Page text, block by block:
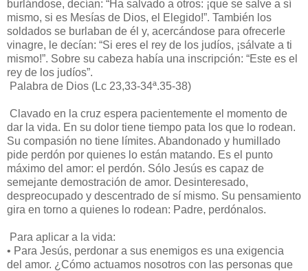
burlándose, decían: “Ha salvado a otros: ¡que se salve a sí
mismo, si es Mesías de Dios, el Elegido!”. También los
soldados se burlaban de él y, acercándose para ofrecerle
vinagre, le decían: “Si eres el rey de los judíos, ¡sálvate a ti
mismo!”. Sobre su cabeza había una inscripción: “Este es el
rey de los judíos”.
Palabra de Dios (Lc 23,33-34ª.35-38)
Clavado en la cruz espera pacientemente el momento de
dar la vida. En su dolor tiene tiempo pata los que lo rodean.
Su compasión no tiene límites. Abandonado y humillado
pide perdón por quienes lo están matando. Es el punto
máximo del amor: el perdón. Sólo Jesús es capaz de
semejante demostración de amor. Desinteresado,
despreocupado y descentrado de sí mismo. Su pensamiento
gira en torno a quienes lo rodean: Padre, perdónalos.
Para aplicar a la vida:
• Para Jesús, perdonar a sus enemigos es una exigencia
del amor. ¿Cómo actuamos nosotros con las personas que